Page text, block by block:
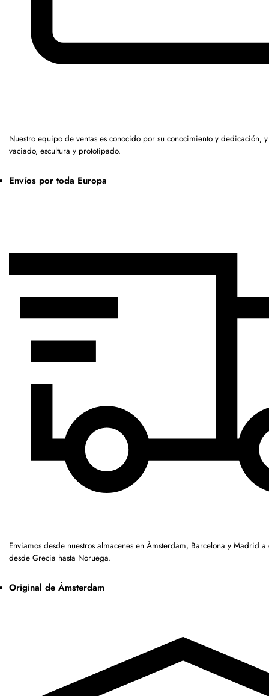
Nuestro equipo de ventas es conocido por su conocimiento y dedicación,
vaciado, escultura y prototipado.
Envíos por toda Europa
Enviamos desde nuestros almacenes en Ámsterdam, Barcelona y Madrid
desde Grecia hasta Noruega.
Original de Ámsterdam